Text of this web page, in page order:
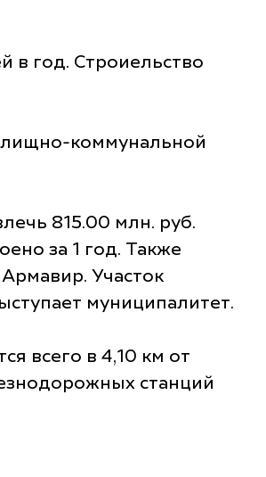
в год. Строиельство
коммунальной
815.00 млн. руб.
за 1 год. Также
Участок
муниципалитет.
всего в 4,10 км от
станций